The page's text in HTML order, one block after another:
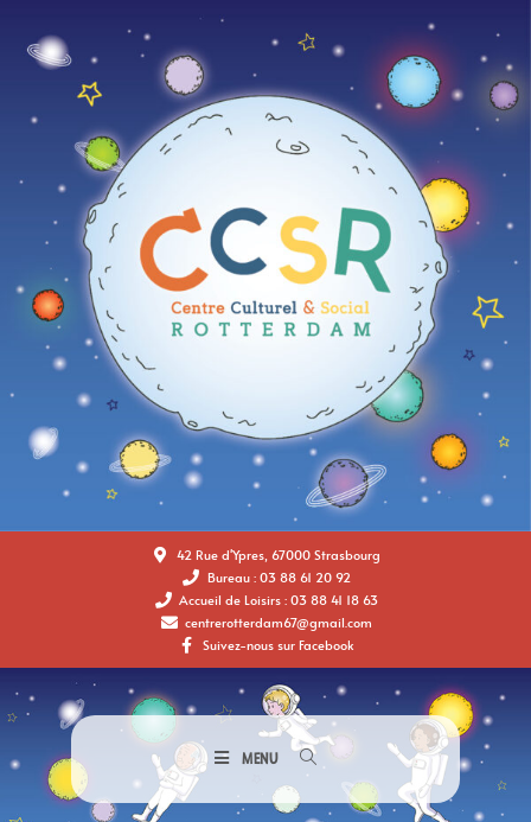
42 Rue d'Ypres, 67000 Strasbourg
Bureau : 03 88 61 20 92
Accueil de Loisirs : 03 88 41 18 63
centrerotterdam67@gmail.com
Suivez-nous sur Facebook
MENU